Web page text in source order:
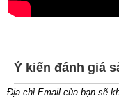
Ý kiến đánh giá
Địa chỉ Email của bạn sẽ